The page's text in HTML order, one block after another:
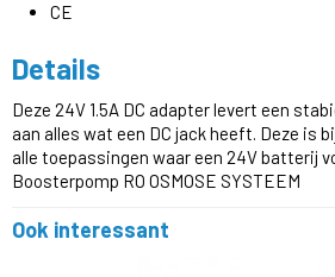
CE
Details
Deze 24V 1.5A DC adapter levert een
aan alles wat een DC jack heeft. Deze is
alle toepassingen waar een 24V batterij
Boosterpomp RO OSMOSE SYSTEEM
Ook interessant